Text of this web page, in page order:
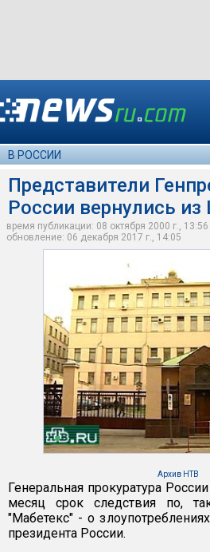
В РОССИИ
Представители
России вернулись
время публикации: 08 октября 2000 г.,
обновление: 06 декабря 2017 г., 14:05
Архив НТВ
Генеральная прокуратура
месяц срок следствия по,
"Мабетекс" - о
президента России.